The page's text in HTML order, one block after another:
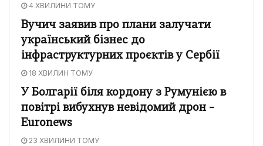
4 ХВИЛИНИ ТОМУ
Вучич заявив про плани залучати
український бізнес до
інфраструктурних проєктів у Сербії
18 ХВИЛИН ТОМУ
У Болгарії біля кордону з Румунією в
повітрі вибухнув невідомий дрон –
Euronews
23 ХВИЛИНИ ТОМУ